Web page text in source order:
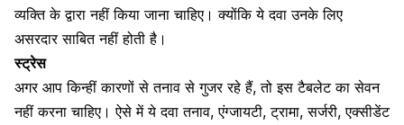
व्यक्ति के द्वारा नहीं किया जाना चाहिए। क्योंकि ये दवा उनके लिए
असरदार साबित नहीं होती है।
स्ट्रेस
अगर आप किन्हीं कारणों सेतनाव से गुजर रहे हैं, तो इस टैबलेट का सेवन
नहीं करना चाहिए। ऐसे में ये दवा तनाव, एंग्जायटी, ट्रामा, सर्जरी, एक्सीडेंट